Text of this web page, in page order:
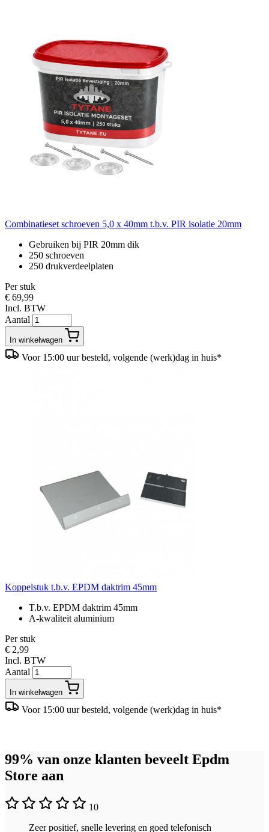
Combinatieset schroeven 5,0 x 40mm t.b.v. PIR isolatie 20mm
Gebruiken bij PIR 20mm dik
250 schroeven
250 drukverdeelplaten
Per stuk
€ 69,99
Incl. BTW
Aantal
In winkelwagen
Voor 15:00 uur besteld, volgende (werk)dag in huis*
Koppelstuk t.b.v. EPDM daktrim 45mm
T.b.v. EPDM daktrim 45mm
A-kwaliteit aluminium
Per stuk
€ 2,99
Incl. BTW
Aantal
In winkelwagen
Voor 15:00 uur besteld, volgende (werk)dag in huis*
99% van onze klanten beveelt Epdm
Store aan
10
Zeer positief, snelle levering en goed telefonisch